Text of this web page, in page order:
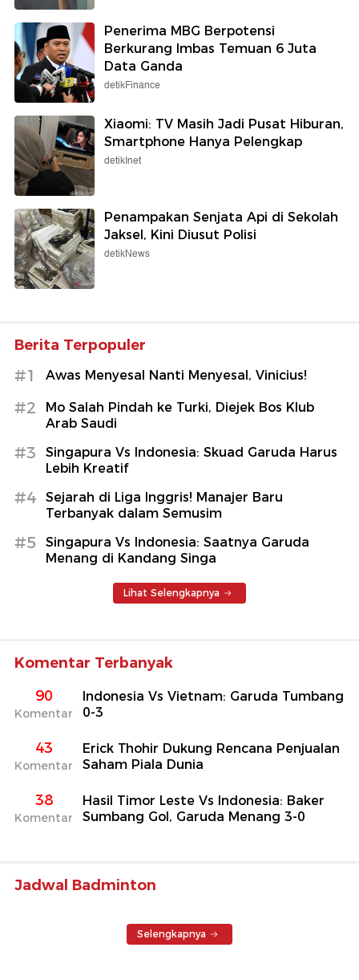
Penerima MBG Berpotensi
Berkurang Imbas Temuan 6 Juta
Data Ganda
detikFinance
Xiaomi: TV Masih Jadi Pusat Hiburan,
Smartphone Hanya Pelengkap
detikInet
Penampakan Senjata Api di Sekolah
Jaksel, Kini Diusut Polisi
detikNews
Berita Terpopuler
#1 Awas Menyesal Nanti Menyesal, Vinicius!
#2
Mo Salah Pindah ke Turki, Diejek Bos Klub
Arab Saudi
#3
Singapura Vs Indonesia: Skuad Garuda Harus
Lebih Kreatif
#4
Sejarah di Liga Inggris! Manajer Baru
Terbanyak dalam Semusim
#5
Singapura Vs Indonesia: Saatnya Garuda
Menang di Kandang Singa
Lihat Selengkapnya
Komentar Terbanyak
90
Komentar
Indonesia Vs Vietnam: Garuda Tumbang
0-3
43
Komentar
Erick Thohir Dukung Rencana Penjualan
Saham Piala Dunia
38
Komentar
Hasil Timor Leste Vs Indonesia: Baker
Sumbang Gol, Garuda Menang 3-0
Jadwal Badminton
Selengkapnya